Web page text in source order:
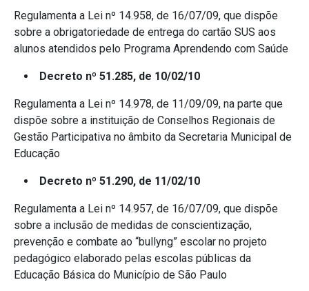
Regulamenta a Lei nº 14.958, de 16/07/09, que dispõe
sobre a obrigatoriedade de entrega do cartão SUS aos
alunos atendidos pelo Programa Aprendendo com Saúde
Decreto nº 51.285, de 10/02/10
Regulamenta a Lei nº 14.978, de 11/09/09, na parte que
dispõe sobre a instituição de Conselhos Regionais de
Gestão Participativa no âmbito da Secretaria Municipal de
Educação
Decreto nº 51.290, de 11/02/10
Regulamenta a Lei nº 14.957, de 16/07/09, que dispõe
sobre a inclusão de medidas de conscientização,
prevenção e combate ao “bullyng” escolar no projeto
pedagógico elaborado pelas escolas públicas da
Educação Básica do Município de São Paulo